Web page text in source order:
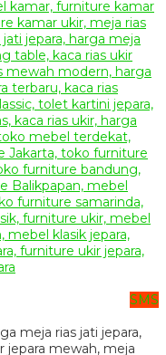
SMS